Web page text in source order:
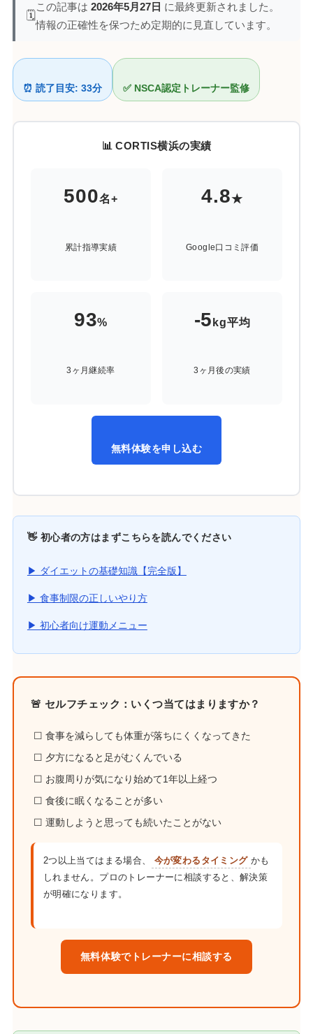
🗓️
この記事は 2026年5月27日 に最終更新されました。
情報の正確性を保つため定期的に見直しています。
⏰ 読了目安: 33分 ✅ NSCA認定トレーナー監修
📊 CORTIS横浜の実績
500名+
累計指導実績
4.8★
Google口コミ評価
93%
3ヶ月継続率
-5 kg平均
3ヶ月後の実績
無料体験を申し込む
👋 初心者の方はまずこちらを読んでください
▶ ダイエットの基礎知識【完全版】
▶ 食事制限の正しいやり方
▶ 初心者向け運動メニュー
🚨 セルフチェック：いくつ当てはまりますか？
☐ 食事を減らしても体重が落ちにくくなってきた
☐ 夕方になると足がむくんでいる
☐ お腹周りが気になり始めて1年以上経つ
☐ 食後に眠くなることが多い
☐ 運動しようと思っても続いたことがない
2つ以上当てはまる場合、 今が変わるタイミング かも
しれません。プロのトレーナーに相談すると、解決策
が明確になります。
無料体験でトレーナーに相談する